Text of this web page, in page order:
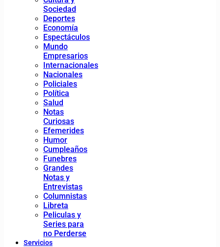
Sociedad
Deportes
Economía
Espectáculos
Mundo
Empresarios
Internacionales
Nacionales
Policiales
Política
Salud
Notas
Curiosas
Efemerides
Humor
Cumpleaños
Funebres
Grandes
Notas y
Entrevistas
Columnistas
Libreta
Peliculas y
Series para
no Perderse
Servicios